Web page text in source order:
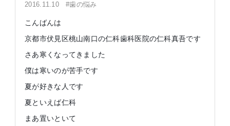
2016.11.10#歯の悩み
こんばんは
京都市伏見区桃山南口の仁科歯科医院の仁科真吾です
さあ寒くなってきました
僕は寒いのが苦手です
夏が好きな人です
夏といえば仁科
まあ置いといて